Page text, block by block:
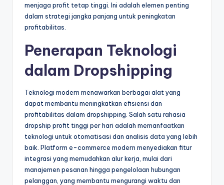
menjaga profit tetap tinggi. Ini adalah elemen penting
dalam strategi jangka panjang untuk peningkatan
profitabilitas.
Penerapan Teknologi
dalam Dropshipping
Teknologi modern menawarkan berbagai alat yang
dapat membantu meningkatkan efisiensi dan
profitabilitas dalam dropshipping. Salah satu rahasia
dropship profit tinggi per hari adalah memanfaatkan
teknologi untuk otomatisasi dan analisis data yang lebih
baik. Platform e-commerce modern menyediakan fitur
integrasi yang memudahkan alur kerja, mulai dari
manajemen pesanan hingga pengelolaan hubungan
pelanggan, yang membantu mengurangi waktu dan